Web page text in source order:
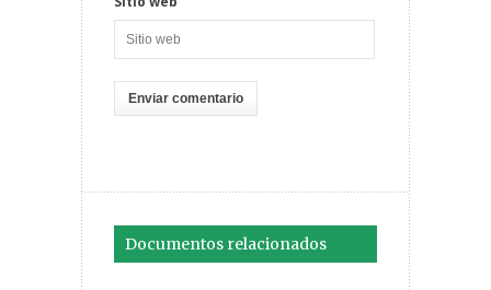
Documentos relacionados